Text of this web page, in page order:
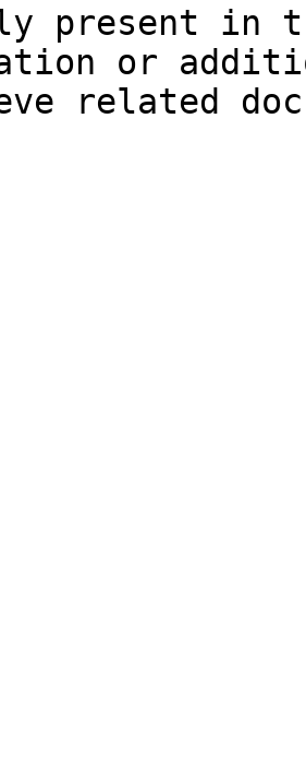
present in
or